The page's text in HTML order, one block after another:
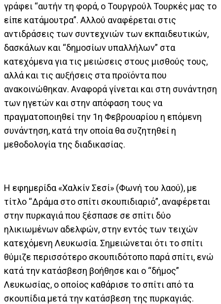
γράφει “αυτήν τη φορά, ο Τουργρούλ Τουρκές μας το
είπε κατάμουτρα”. Αλλού αναφέρεται στις
αντιδράσεις των συντεχνιών των εκπαιδευτικών,
δασκάλων και “δημοσίων υπαλλήλων” στα
κατεχόμενα για τις μειώσεις στους μισθούς τους,
αλλά και τις αυξήσεις στα προϊόντα που
ανακοινώθηκαν. Αναφορά γίνεται και στη συνάντηση
των ηγετών και στην απόφαση τους να
πραγματοποιηθεί την 1η Φεβρουαρίου η επόμενη
συνάντηση, κατά την οποία θα συζητηθεί η
μεθοδολογία της διαδικασίας.
Η εφημερίδα «Χαλκίν Σεσί» (Φωνή του λαού), με
τίτλο “Δράμα στο σπίτι σκουπιδιαριό”, αναφέρεται
στην πυρκαγιά που ξέσπασε σε σπίτι δύο
ηλικιωμένων αδελφών, στην εντός των τειχών
κατεχόμενη Λευκωσία. Σημειώνεται ότι το σπίτι
θύμιζε περισσότερο σκουπιδότοπο παρά σπίτι, ενώ
κατά την κατάσβεση βοήθησε και ο “δήμος”
Λευκωσίας, ο οποίος καθάρισε το σπίτι από τα
σκουπίδια μετά την κατάσβεση της πυρκαγιάς.